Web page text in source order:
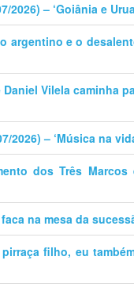
2026) – ‘Goiânia e
argentino e o
Vilela caminha
2026) – ‘Música na
dos Três Marcos
na mesa da
pirraça filho, eu